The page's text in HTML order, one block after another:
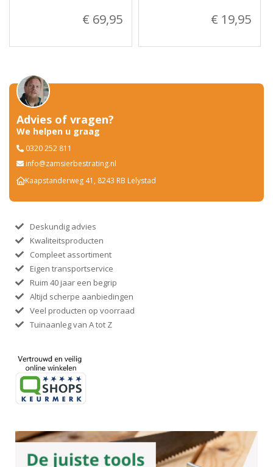
€ 69,95 € 19,95
Advies of vragen?
We helpen u graag
0320 252 811
info@zamsierbestrating.nl
Kaapstanderweg 41, 8243 RB Lelystad
Deskundig advies
Kwaliteitsproducten
Compleet assortiment
Eigen transportservice
Ruim 40 jaar een begrip
Altijd scherpe aanbiedingen
Veel producten op voorraad
Tuinaanleg van A tot Z